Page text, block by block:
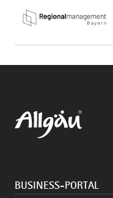
BUSINESS-PORTAL